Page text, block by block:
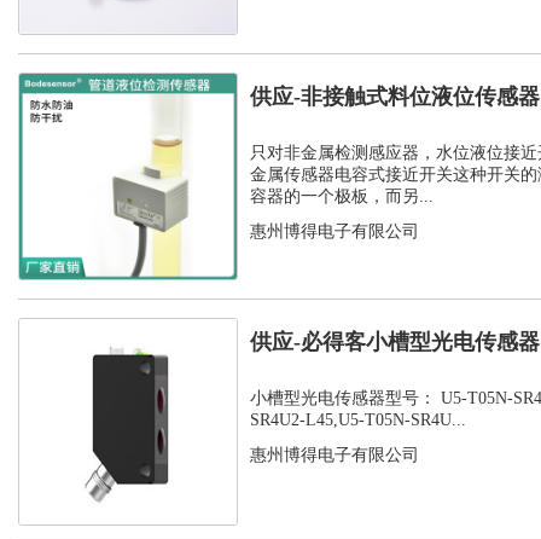
供应-非接触式料位液位传感
开关
只对非金属检测感应器，水位液位接
金属传感器电容式接近开关这种开关
容器的一个极板，而另...
惠州博得电子有限公司
供应-必得客小槽型光电传感
SR...
小槽型光电传感器型号： U5-T05N-
SR4U2-L45,U5-T05N-SR4U...
惠州博得电子有限公司